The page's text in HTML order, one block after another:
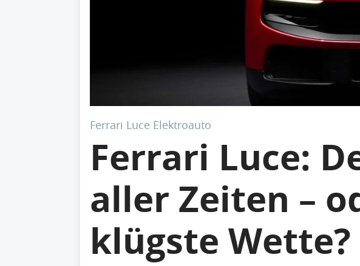
Ferrari Luce Elektroauto
Ferrari Luce:
aller Zeiten –
klügste Wette?